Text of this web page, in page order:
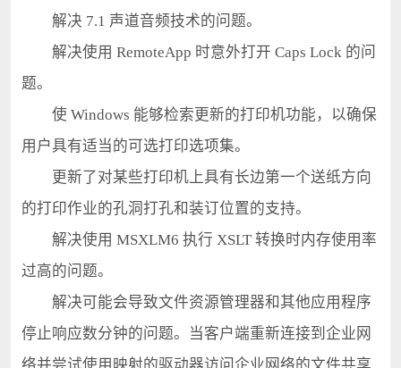
解决 7.1 声道音频技术的问题。
解决使用 RemoteApp 时意外打开 Caps Lock 的问
题。
使 Windows 能够检索更新的打印机功能，以确保
用户具有适当的可选打印选项集。
更新了对某些打印机上具有长边第一个送纸方向
的打印作业的孔洞打孔和装订位置的支持。
解决使用 MSXLM6 执行 XSLT 转换时内存使用率
过高的问题。
解决可能会导致文件资源管理器和其他应用程序
停止响应数分钟的问题。当客户端重新连接到企业网